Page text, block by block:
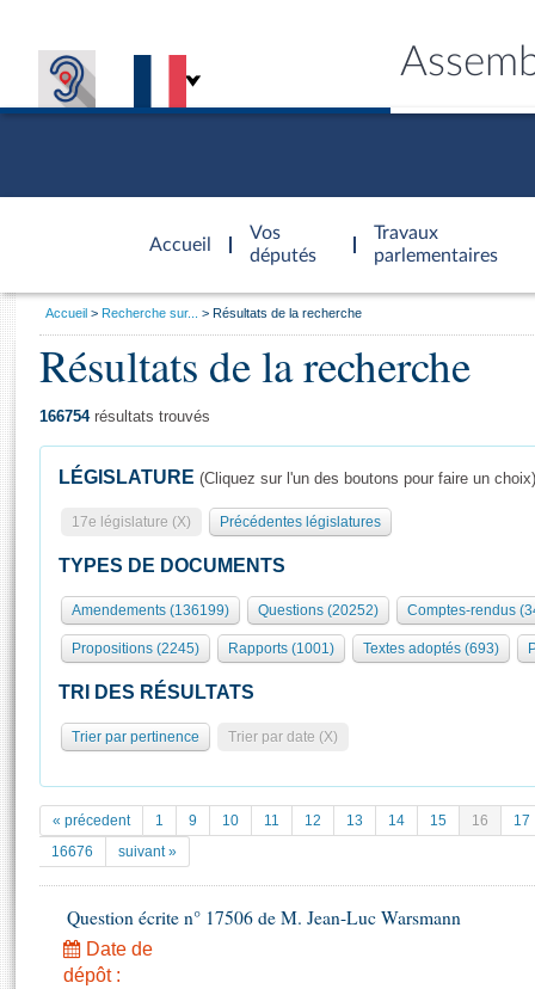
Accueil
d'accueil
Vos
députés
Travaux
parlementaires
Présidence
577 députés
Groupes politiques
Séance publique
Commissions et autres organes
Europe et International
Pétitions
Documents parlementaires
Projets de loi
Propositions de loi
Amendements
Textes adoptés
Général
Rôle et pouvoirs de l'Assemblée
Organisation de l'Assemblée
Présidence Conférence des Présidents Bureau Collège des
Statistiques et chiffres clés
Documents de référence
( Constitution | Règlement de l'Assemblée ... )
Histoire
Juniors
Visiter l'Assemblée
Visite virtuelle du palais Bourbon
Assister à une séance
La Bibliothèque
Les archives
Contacts et plan d'accès
Photos libres de droit
Vous
Accueil Recherche sur... Résultats de la recherche
Résultats de la recherche
166754résultats trouvés
LÉGISLATURE (Cliquez sur l'un des boutons pour faire un choix)
17e législature (X) Précédentes législatures
TYPES DE DOCUMENTS
Amendements (136199) Questions (20252) Comptes-rendus
Propositions (2245) Rapports (1001) Textes adoptés (693)
TRI DES RÉSULTATS
Trier par pertinence Trier par date (X)
« précedent 1 9 10 11 12 13 14 15 16
17
16676
suivant »
Question écrite n° 17506 de M. Jean-Luc Warsmann
Date de
dépôt :